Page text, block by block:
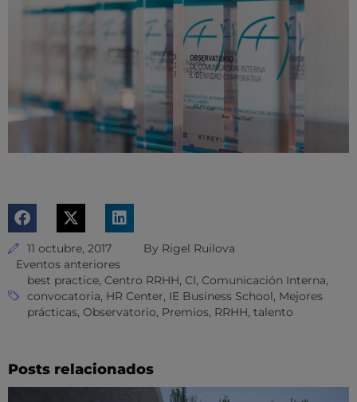
11 octubre, 2017 By Rigel Ruilova
Eventos anteriores
best practice, Centro RRHH, CI, Comunicación Interna,
convocatoria, HR Center, IE Business School, Mejores
prácticas, Observatorio, Premios, RRHH, talento
Posts relacionados